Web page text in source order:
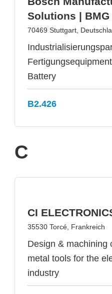
Solutions | BMG
70469 Stuttgart,
Battery
B2.426
C
CI
35530 Torcé, Frankreich
Design & machining
metal tools for the
industry